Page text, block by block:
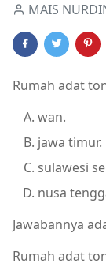
MAIS
Rumah adat
wan.
jawa timur.
sulawesi
nusa
Jawabannya
Rumah adat